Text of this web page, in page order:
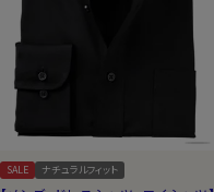
SALE ナチュラルフィット